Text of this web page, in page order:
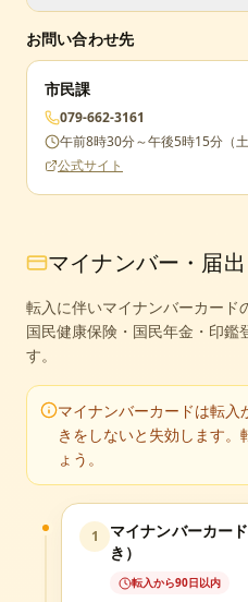
ない場合は5万円以下の過料
お問い合わせ先
市民課
079-662-3161
午前8時30分～午後5時15分（土
公式サイト
マイナンバー・届出
転入に伴いマイナンバーカード
国民健康保険・国民年金・印鑑
す。
マイナンバーカードは転
きをしないと失効します
ょう。
1
マイナンバーカー
き）
転入から90日以内